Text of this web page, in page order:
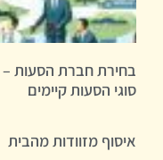
בחירת חברת הסעות
סוגי הסעות קיימים
איסוף מזוודות מהבית